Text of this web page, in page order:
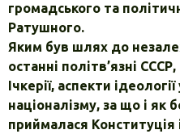
громадсь­кого та
Ратушного.
Яким був шлях до
останні політв’язні СССР,
Ічкерії, аспекти
націоналізму, за що і як
приймала­ся Конституція